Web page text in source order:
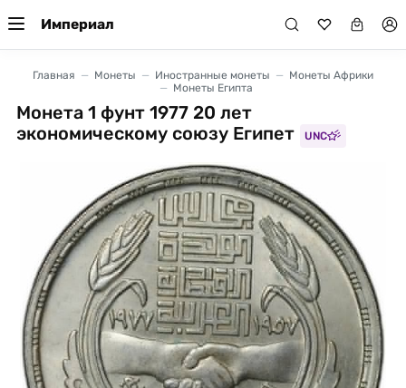
Империал
Главная Монеты Иностранные монеты
Монеты Африки
Монеты Египта
Монета 1 фунт 1977 20 лет
экономическому союзу Египет
UNC